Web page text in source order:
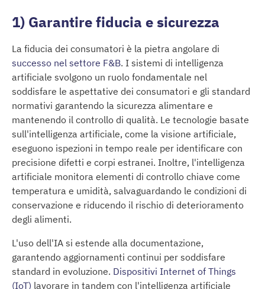
1) Garantire fiducia e sicurezza
La fiducia dei consumatori è la pietra angolare di
successo nel settore F&B. I sistemi di intelligenza
artificiale svolgono un ruolo fondamentale nel
soddisfare le aspettative dei consumatori e gli standard
normativi garantendo la sicurezza alimentare e
mantenendo il controllo di qualità. Le tecnologie basate
sull'intelligenza artificiale, come la visione artificiale,
eseguono ispezioni in tempo reale per identificare con
precisione difetti e corpi estranei. Inoltre, l'intelligenza
artificiale monitora elementi di controllo chiave come
temperatura e umidità, salvaguardando le condizioni di
conservazione e riducendo il rischio di deterioramento
degli alimenti.
L'uso dell'IA si estende alla documentazione,
garantendo aggiornamenti continui per soddisfare
standard in evoluzione. Dispositivi Internet of Things
(IoT) lavorare in tandem con l'intelligenza artificiale